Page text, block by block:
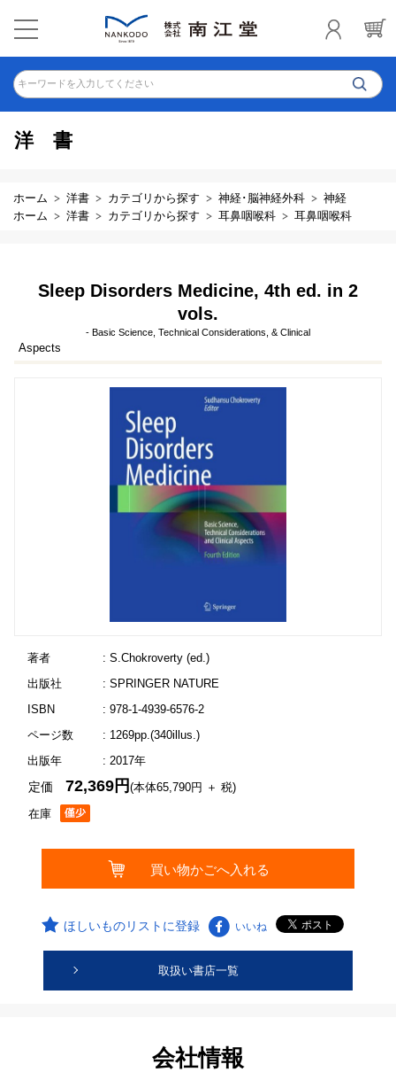
キーワードを入力してください
洋書
ホーム 洋書 カテゴリから探す 神経･脳神経外科
神経
ホーム
洋書 カテゴリから探す 耳鼻咽喉科 耳鼻咽喉科
Sleep Disorders Medicine, 4th ed. in 2
vols.
- Basic Science, Technical Considerations, & Clinical
Aspects
著者
: S.Chokroverty (ed.)
出版社
: SPRINGER NATURE
ISBN
: 978-1-4939-6576-2
ページ数
: 1269pp.(340illus.)
出版年
: 2017年
在庫
定価72,369円(本体65,790円 ＋ 税)
ほしいものリストに登録 いいね
取扱い書店一覧
会社情報